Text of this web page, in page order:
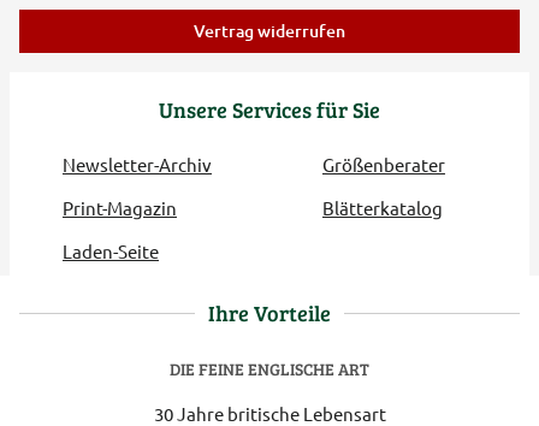
Unsere Services für Sie
Newsletter-Archiv
Größenberater
Print-Magazin
Blätterkatalog
Laden-Seite
Vertrag widerrufen
Ihre Vorteile
DIE FEINE ENGLISCHE ART
30 Jahre britische Lebensart